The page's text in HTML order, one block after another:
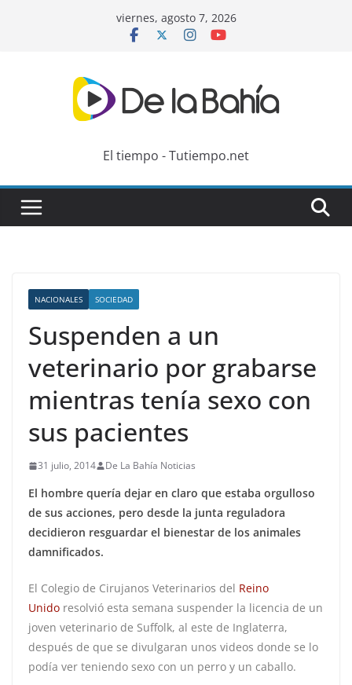
viernes, agosto 7, 2026
El tiempo - Tutiempo.net
NACIONALES SOCIEDAD
Suspenden a un
veterinario por grabarse
mientras tenía sexo con
sus pacientes
31 julio, 2014 De La Bahía Noticias
El hombre quería dejar en claro que estaba orgulloso
de sus acciones, pero desde la junta reguladora
decidieron resguardar el bienestar de los animales
damnificados.
El Colegio de Cirujanos Veterinarios del Reino
Unido resolvió esta semana suspender la licencia de un
joven veterinario de Suffolk, al este de Inglaterra,
después de que se divulgaran unos videos donde se lo
podía ver teniendo sexo con un perro y un caballo.